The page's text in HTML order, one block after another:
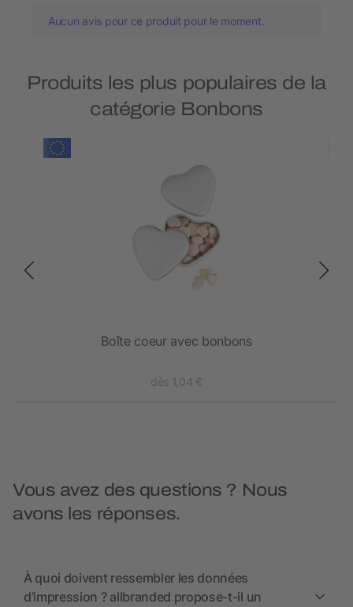
Aucun avis pour ce produit pour le moment.
Produits les plus populaires de la
catégorie Bonbons
Boîte coeur avec bonbons
dès 1,04 €
Vous avez des questions ? Nous
avons les réponses.
À quoi doivent ressembler les données
d’impression ? allbranded propose-t-il un